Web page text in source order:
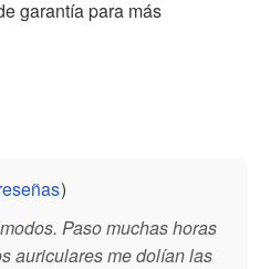
garantía para más
)
Paso muchas horas
auriculares me dolían las